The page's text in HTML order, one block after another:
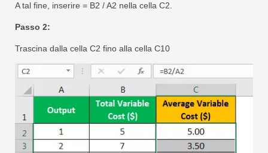
A tal fine, inserire = B2 / A2 nella cella C2.
Passo 2:
Trascina dalla cella C2 fino alla cella C10